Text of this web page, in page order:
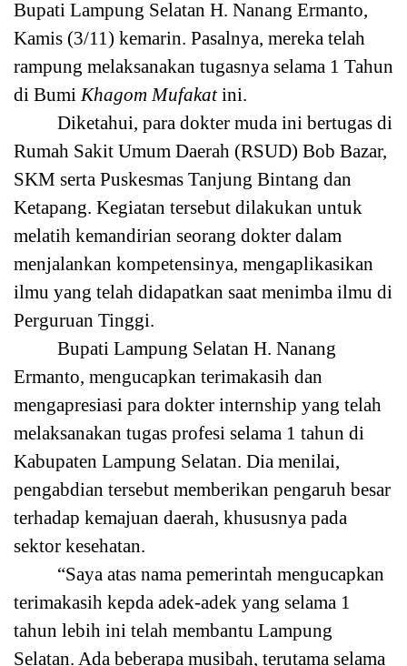
Bupati Lampung Selatan H. Nanang Ermanto,
Kamis (3/11) kemarin. Pasalnya, mereka telah
rampung melaksanakan tugasnya selama 1 Tahun
di BumiKhagom Mufakatini.
Diketahui, para dokter muda ini bertugas di
Rumah Sakit Umum Daerah (RSUD) Bob Bazar,
SKM serta Puskesmas Tanjung Bintang dan
Ketapang. Kegiatan tersebut dilakukan untuk
melatih kemandirian seorang dokter dalam
menjalankan kompetensinya, mengaplikasikan
ilmu yang telah didapatkan saat menimba ilmu di
Perguruan Tinggi.
Bupati Lampung Selatan H. Nanang
Ermanto, mengucapkan terimakasih dan
mengapresiasi para dokter internship yang telah
melaksanakan tugas profesi selama 1 tahun di
Kabupaten Lampung Selatan. Dia menilai,
pengabdian tersebut memberikan pengaruh besar
terhadap kemajuan daerah, khususnya pada
sektor kesehatan.
“Saya atas nama pemerintah mengucapkan
terimakasih kepda adek-adek yang selama 1
tahun lebih ini telah membantu Lampung
Selatan. Ada beberapa musibah, terutama selama